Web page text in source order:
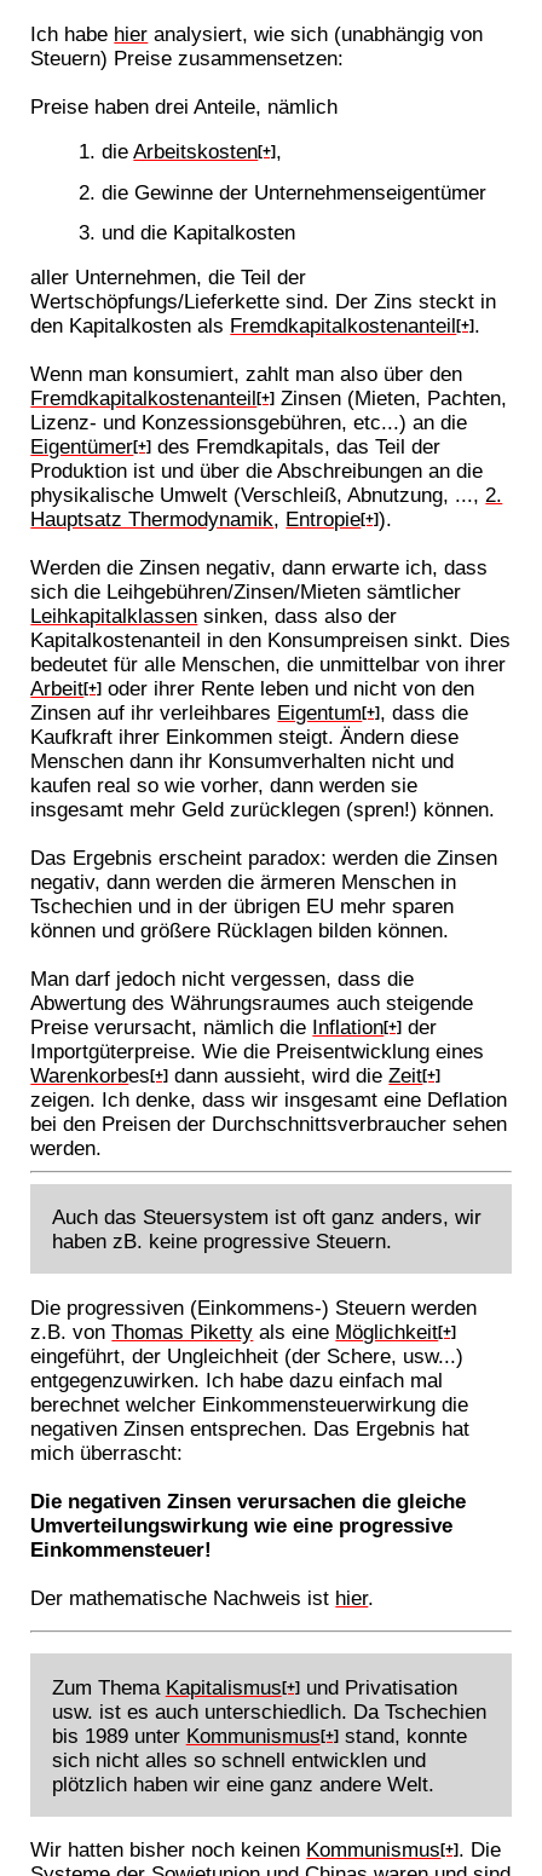
Ich habe hier analysiert, wie sich (unabhängig von
Steuern) Preise zusammensetzen:
Preise haben drei Anteile, nämlich
dieArbeitskosten[+] ,
die Gewinne der Unternehmenseigentümer
und die Kapitalkosten
aller Unternehmen, die Teil der
Wertschöpfungs/Lieferkette sind. Der Zins steckt in
den Kapitalkosten als Fremdkapitalkostenanteil[+] .
Wenn man konsumiert, zahlt man also über den
Fremdkapitalkostenanteil[+] Zinsen (Mieten, Pachten,
Lizenz- und Konzessionsgebühren, etc...) an die
Eigentümer[+] des Fremdkapitals, das Teil der
Produktion ist und über die Abschreibungen an die
physikalische Umwelt (Verschleiß, Abnutzung, ...,2.
Hauptsatz Thermodynamik, Entropie[+]).
Werden die Zinsen negativ, dann erwarte ich, dass
sich die Leihgebühren/Zinsen/Mieten sämtlicher
Leihkapitalklassen sinken, dass also der
Kapitalkostenanteil in den Konsumpreisen sinkt. Dies
bedeutet für alle Menschen, die unmittelbar von ihrer
Arbeit[+] oder ihrer Rente leben und nicht von den
Zinsen auf ihr verleihbares Eigentum[+] , dass die
Kaufkraft ihrer Einkommen steigt. Ändern diese
Menschen dann ihr Konsumverhalten nicht und
kaufen real so wie vorher, dann werden sie
insgesamt mehr Geld zurücklegen (spren!) können.
Das Ergebnis erscheint paradox: werden die Zinsen
negativ, dann werden die ärmeren Menschen in
Tschechien und in der übrigen EU mehr sparen
können und größere Rücklagen bilden können.
Man darf jedoch nicht vergessen, dass die
Abwertung des Währungsraumes auch steigende
Preise verursacht, nämlich die Inflation[+] der
Importgüterpreise. Wie die Preisentwicklung eines
Warenkorbes[+] dann aussieht, wird dieZeit[+]
zeigen. Ich denke, dass wir insgesamt eine Deflation
bei den Preisen der Durchschnittsverbraucher sehen
werden.
Auch das Steuersystem ist oft ganz anders, wir
haben zB. keine progressive Steuern.
Die progressiven (Einkommens-) Steuern werden
z.B. vonThomas Piketty als eine Möglichkeit[+]
eingeführt, der Ungleichheit (der Schere, usw...)
entgegenzuwirken. Ich habe dazu einfach mal
berechnet welcher Einkommensteuerwirkung die
negativen Zinsen entsprechen. Das Ergebnis hat
mich überrascht:
Die negativen Zinsen verursachen die gleiche
Umverteilungswirkung wie eine progressive
Einkommensteuer!
Der mathematische Nachweis ist hier.
Zum Thema Kapitalismus[+]und Privatisation
usw. ist es auch unterschiedlich. Da Tschechien
bis 1989 unter Kommunismus[+]stand, konnte
sich nicht alles so schnell entwicklen und
plötzlich haben wir eine ganz andere Welt.
Wir hatten bisher noch keinen Kommunismus[+] . Die